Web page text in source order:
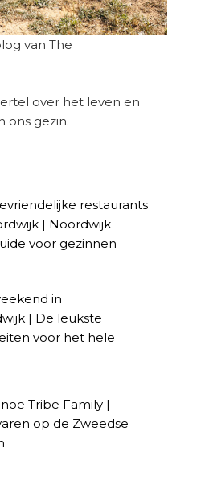
van The
over het leven en
ons gezin.
restaurants
| Noordwijk
voor gezinnen
in
| De leukste
voor het hele
Tribe Family |
op de Zweedse